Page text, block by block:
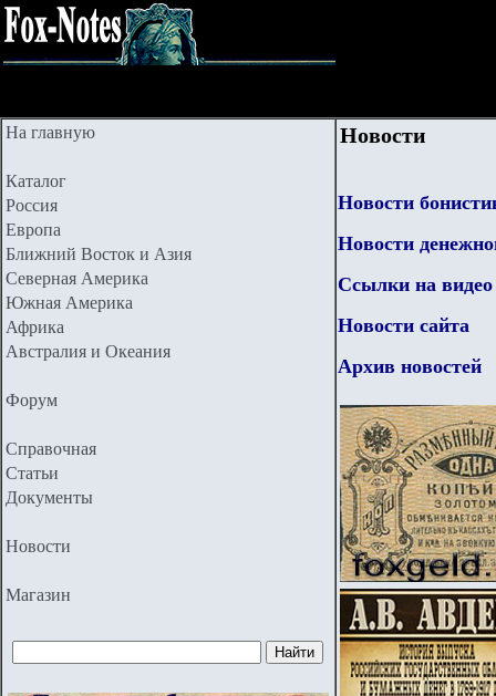
На главную
Каталог
Россия
Европа
Ближний Восток и Азия
Северная Америка
Южная Америка
Африка
Австралия и Океания
Форум
Справочная
Статьи
Документы
Новости
Магазин
Новости
Новости
Новости
Ссылки на видео
Новости сайта
Архив новостей